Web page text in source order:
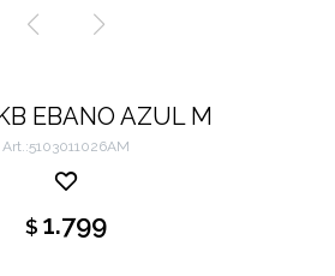
EBANO AZUL M
5103011026AM
$ 1.799